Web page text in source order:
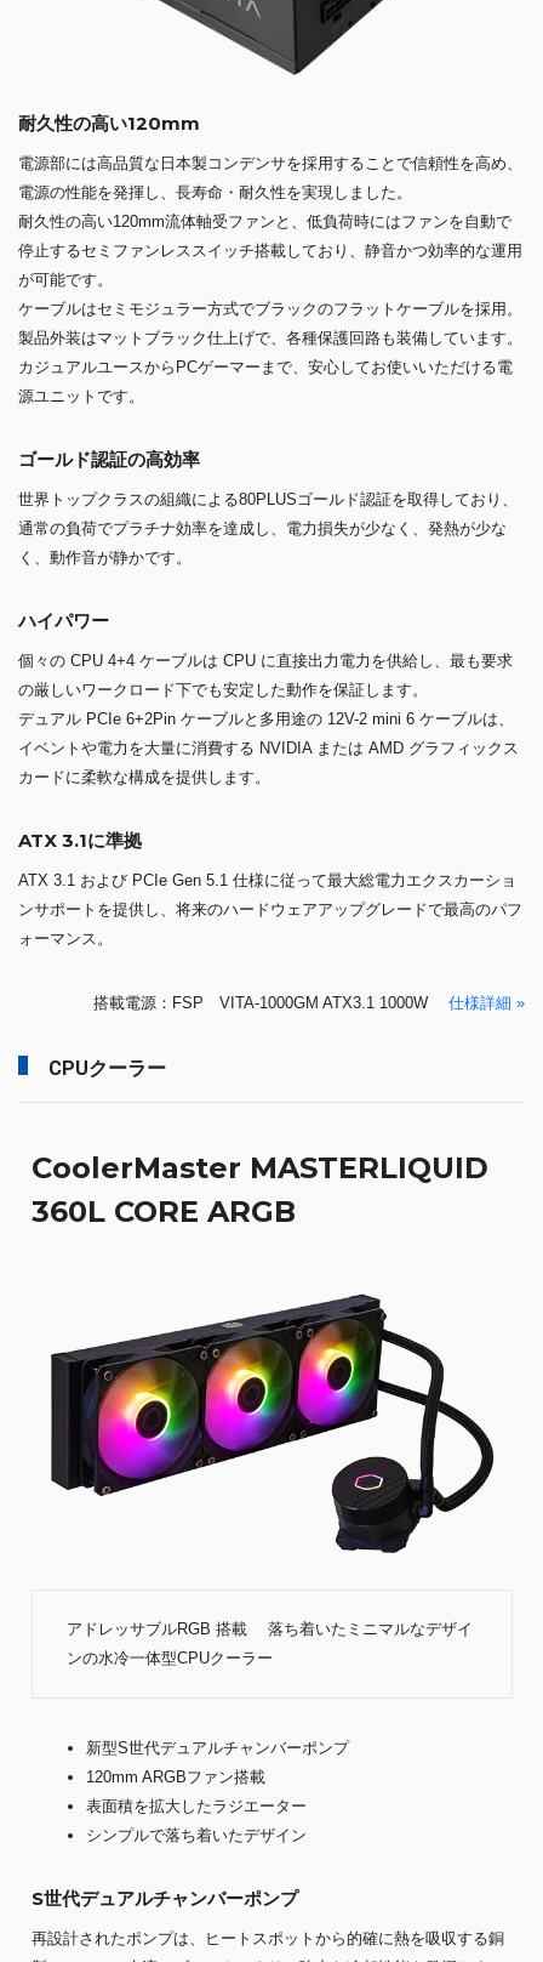
耐久性の高い120mm
電源部には高品質な日本製コンデンサを採用することで信頼性を高め、
電源の性能を発揮し、長寿命・耐久性を実現しました。
耐久性の高い120mm流体軸受ファンと、低負荷時にはファンを自動で
停止するセミファンレススイッチ搭載しており、静音かつ効率的な運用
が可能です。
ケーブルはセミモジュラー方式でブラックのフラットケーブルを採用。
製品外装はマットブラック仕上げで、各種保護回路も装備しています。
カジュアルユースからPCゲーマーまで、安心してお使いいただける電
源ユニットです。
ゴールド認証の高効率
世界トップクラスの組織による80PLUSゴールド認証を取得しており、
通常の負荷でプラチナ効率を達成し、電力損失が少なく、発熱が少な
く、動作音が静かです。
ハイパワー
個々の CPU 4+4 ケーブルは CPU に直接出力電力を供給し、最も要求
の厳しいワークロード下でも安定した動作を保証します。
デュアル PCIe 6+2Pin ケーブルと多用途の 12V-2 mini 6 ケーブルは、
イベントや電力を大量に消費する NVIDIA または AMD グラフィックス
カードに柔軟な構成を提供します。
ATX 3.1に準拠
ATX 3.1 および PCIe Gen 5.1 仕様に従って最大総電力エクスカーショ
ンサポートを提供し、将来のハードウェアアップグレードで最高のパフ
ォーマンス。
搭載電源：FSP VITA-1000GM ATX3.1 1000W 仕様詳細 »
CPUクーラー
CoolerMaster MASTERLIQUID
360L CORE ARGB
アドレッサブルRGB 搭載 落ち着いたミニマルなデザイ
ンの水冷一体型CPUクーラー
新型S世代デュアルチャンバーポンプ
120mm ARGBファン搭載
表面積を拡大したラジエーター
シンプルで落ち着いたデザイン
S世代デュアルチャンバーポンプ
再設計されたポンプは、ヒートスポットから的確に熱を吸収する銅